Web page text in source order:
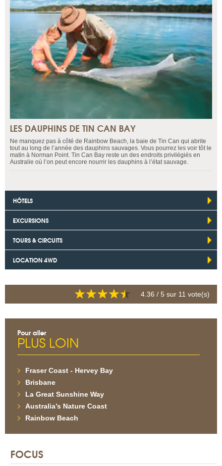
LES DAUPHINS DE TIN CAN BAY
Ne manquez pas à côté de Rainbow Beach, la baie de Tin Can qui abrite
tout au long de l’année des dauphins sauvages. Vous pourrez les voir tôt le
matin à Norman Point. Tin Can Bay reste un des endroits privilégiés en
Australie où l’on peut encore nourrir les dauphins à l’état sauvage.
HÔTELS
EXCURSIONS
TOURS & CIRCUITS
LOCATION 4WD
4.36 / 5 sur 11 vote(s)
Pour aller
PLUS LOIN
Fraser Coast - Hervey Bay
Brisbane
La Great Sunshine Way
Australia’s Nature Coast
Rainbow Beach
FOCUS